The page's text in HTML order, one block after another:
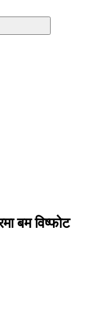
बम विष्फोट